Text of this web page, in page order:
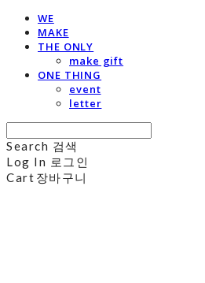
WE
MAKE
THE ONLY
make gift
ONE THING
event
letter
Search 검색
Log In 로그인
Cart 장바구니